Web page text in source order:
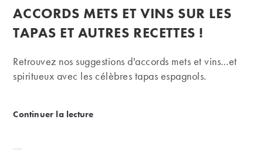
la
publication :
publiée :
ACCORDS METS ET VINS SUR LES
TAPAS ET AUTRES RECETTES !
Retrouvez nos suggestions d'accords mets et vins…et
spiritueux avec les célèbres tapas espagnols.
Continuer la lectureAccords mets et vins sur les tapas et autres recettes !